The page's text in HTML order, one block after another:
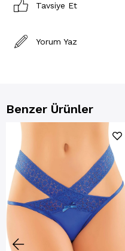
Tavsiye Et
Yorum Yaz
Benzer Ürünler